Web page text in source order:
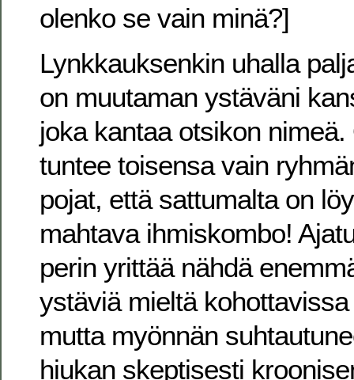
olenko se vain minä?]
Lynkkauksenkin uhalla
on muutaman ystäväni
joka kantaa otsikon
tuntee toisensa vain
pojat, että sattumalta on
mahtava ihmiskombo!
perin yrittää nähdä
ystäviä mieltä
mutta myönnän
hiukan skeptisesti